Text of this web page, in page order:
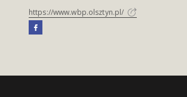
https://www.wbp.olsztyn.pl/